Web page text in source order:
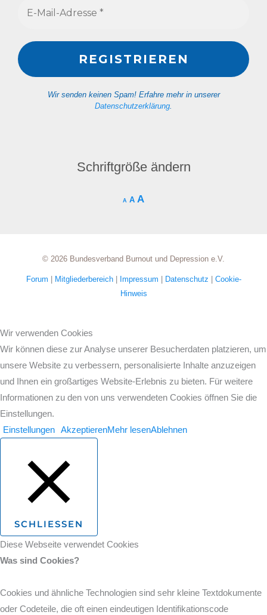
Wir senden keinen Spam! Erfahre mehr in unserer
Datenschutzerklärung
Schriftgröße ändern
A A A
© 2026 Bundesverband Burnout und Depression e.V.
Forum Mitgliederbereich Impressum Datenschutz
Cookie-
Hinweis
Wir verwenden Cookies
Wir können diese zur Analyse unserer Besucherdaten platzieren, um
unsere Website zu verbessern, personalisierte Inhalte anzuzeigen
und Ihnen ein großartiges Website-Erlebnis zu bieten. Für weitere
Informationen zu den von uns verwendeten Cookies öffnen Sie die
Einstellungen.
Einstellungen AkzeptierenMehr lesenAblehnen
SCHLIESSEN
Diese Webseite verwendet Cookies
Was sind Cookies?
Cookies und ähnliche Technologien sind sehr kleine Textdokumente
oder Codeteile, die oft einen eindeutigen Identifikationscode